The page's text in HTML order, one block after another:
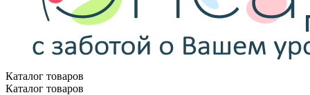
Каталог товаров
Каталог товаров